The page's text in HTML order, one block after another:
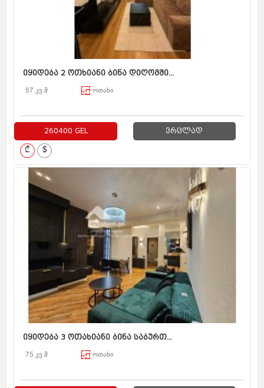
იყიდება 2 ოთხიანი ბინა დიღომში...
57 კვ.მ ოთახი
260400 GEL ვრცლად
₾ $
იყიდება 3 ოთახიანი ბინა საბურთ...
75 კვ.მ ოთახი